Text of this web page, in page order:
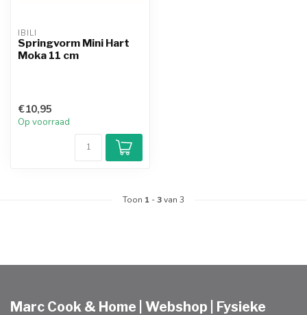
IBILI
Springvorm Mini Hart
Moka 11 cm
€10,95
Op voorraad
Toon 1 -3van 3
Marc Cook & Home | Webshop | Fysieke